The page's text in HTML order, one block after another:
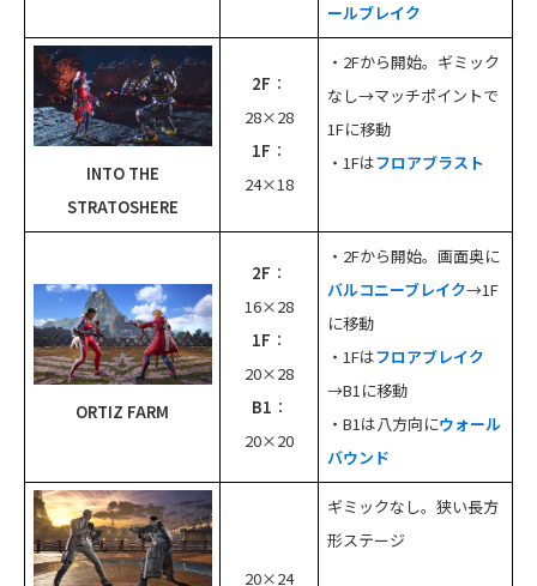
ールブレイク
INTO THE
STRATOSHERE
2F ：
28×28
1F ：
24×18
・2Fから開始。ギミック
なし→マッチポイントで
1Fに移動
・1Fはフロアブラスト
ORTIZ FARM
2F ：
16×28
1F ：
20×28
B1 ：
20×20
・2Fから開始。画面奥に
バルコニーブレイク→1F
に移動
・1Fはフロアブレイク
→B1に移動
・B1は八方向にウォール
バウンド
20×24
ギミックなし。狭い長方
形ステージ